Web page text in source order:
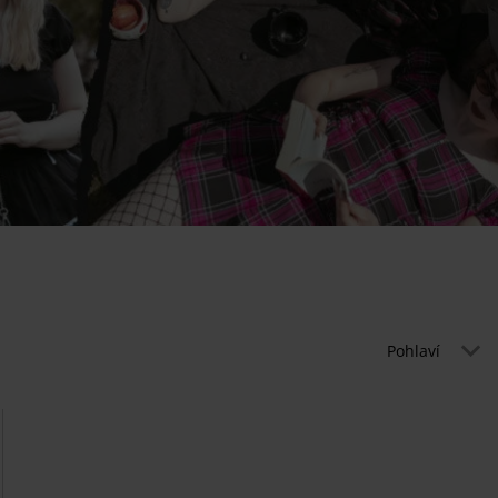
Pohlaví